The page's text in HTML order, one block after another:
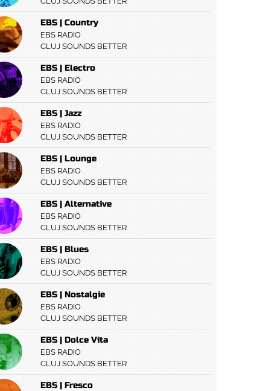
EBS | Country
EBS RADIO
CLUJ SOUNDS BETTER
EBS | Electro
EBS RADIO
CLUJ SOUNDS BETTER
EBS | Jazz
EBS RADIO
CLUJ SOUNDS BETTER
EBS | Lounge
EBS RADIO
CLUJ SOUNDS BETTER
EBS | Alternative
EBS RADIO
CLUJ SOUNDS BETTER
EBS | Blues
EBS RADIO
CLUJ SOUNDS BETTER
EBS | Nostalgie
EBS RADIO
CLUJ SOUNDS BETTER
EBS | Dolce Vita
EBS RADIO
CLUJ SOUNDS BETTER
EBS | Fresco